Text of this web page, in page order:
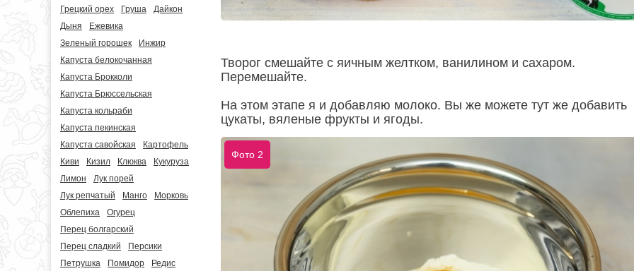
Грецкий орех
Груша
Дайкон
Дыня
Ежевика
Зеленый горошек
Инжир
Капуста белокочанная
Капуста Брокколи
Капуста Брюссельская
Капуста кольраби
Капуста пекинская
Капуста савойская
Картофель
Киви
Кизил Клюква
Кукуруза
Лимон
Лук порей
Лук репчатый
Манго
Морковь
Облепиха
Огурец
Перец болгарский
Перец сладкий
Персики
Петрушка
Помидор
Редис
Творог смешайте с яичным желтком, ванилином и сахаром.
Перемешайте.
На этом этапе я и добавляю молоко. Вы же можете тут же добавить
цукаты, вяленые фрукты и ягоды.
Фото 2